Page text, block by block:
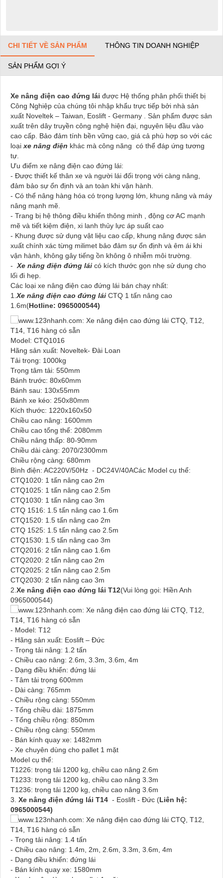
CHI TIẾT VỀ SẢN PHẨM THÔNG TIN DOANH NGHIỆP
SẢN PHẨM GỢI Ý
Xe nâng điện cao đứng lái được Hệ thống phân phối thiết bị
Công Nghiệp của chúng tôi nhập khẩu trực tiếp bởi nhà sản
xuất Noveltek – Taiwan, Eoslift - Germany . Sản phẩm được sản
xuất trên dây truyền công nghệ hiện đại, nguyên liệu đầu vào
cao cấp. Bảo đảm tính bền vững cao, giá cả phù hợp so với các
loại xe nâng điện khác mà công năng có thể đáp ứng tương
tự.
Ưu điểm xe nâng điện cao đứng lái:
- Được thiết kế thân xe và người lái đối trọng với càng nâng,
đảm bảo sự ổn định và an toàn khi vận hành.
- Có thể nâng hàng hóa có trọng lượng lớn, khung nâng và máy
nâng mạnh mẽ.
- Trang bị hệ thông điều khiển thông minh , động cơ AC mạnh
mẽ và tiết kiệm điện, xi lanh thủy lực áp suất cao
- Khung được sử dụng vật liệu cao cấp, khung nâng được sản
xuất chính xác từng milimet bảo đảm sự ổn định và êm ái khi
vận hành, không gây tiếng ồn không ô nhiễm môi trường.
- Xe nâng điện đứng lái có kích thước gọn nhẹ sử dụng cho
lối đi hẹp.
Các loại xe nâng điện cao đứng lái bán chạy nhất:
1. Xe nâng điện cao đứng lái CTQ 1 tấn nâng cao
1.6m(Hotline: 0965000544)
Model: CTQ1016
Hãng sản xuất: Noveltek- Đài Loan
Tải trọng: 1000kg
Trọng tâm tải: 550mm
Bánh trước: 80x60mm
Bánh sau: 130x55mm
Bánh xe kéo: 250x80mm
Kích thước: 1220x160x50
Chiều cao nâng: 1600mm
Chiều cao tổng thể: 2080mm
Chiều nâng thấp: 80-90mm
Chiều dài càng: 2070/2300mm
Chiều rộng càng: 680mm
Bình điện: AC220V/50Hz - DC24V/40ACác Model cụ thể:
CTQ1020: 1 tấn nâng cao 2m
CTQ1025: 1 tấn nâng cao 2.5m
CTQ1030: 1 tấn nâng cao 3m
CTQ 1516: 1.5 tấn nâng cao 1.6m
CTQ1520: 1.5 tấn nâng cao 2m
CTQ 1525: 1.5 tấn nâng cao 2.5m
CTQ1530: 1.5 tấn nâng cao 3m
CTQ2016: 2 tấn nâng cao 1.6m
CTQ2020: 2 tấn nâng cao 2m
CTQ2025: 2 tấn nâng cao 2.5m
CTQ2030: 2 tấn nâng cao 3m
2. Xe nâng điện cao đứng lái T12(Vui lòng gọi: Hiền Anh
0965000544)
- Model: T12
- Hãng sản xuất: Eoslift – Đức
- Trọng tải nâng: 1.2 tấn
- Chiều cao nâng: 2.6m, 3.3m, 3.6m, 4m
- Dạng điều khiển: đứng lái
- Tâm tải trọng 600mm
- Dài càng: 765mm
- Chiều rộng càng: 550mm
- Tổng chiều dài: 1875mm
- Tổng chiều rộng: 850mm
- Chiều rộng càng: 550mm
- Bán kính quay xe: 1482mm
- Xe chuyên dùng cho pallet 1 mặt
Model cụ thể:
T1226: trọng tải 1200 kg, chiều cao nâng 2.6m
T1233: trọng tải 1200 kg, chiều cao nâng 3.3m
T1236: trọng tải 1200 kg, chiều cao nâng 3.6m
3. Xe nâng điện đứng lái T14 - Eoslift - Đức (Liên hệ:
0965000544)
- Trọng tải nâng: 1.4 tấn
- Chiều cao nâng: 1.4m, 2m, 2.6m, 3.3m, 3.6m, 4m
- Dạng điều khiển: đứng lái
- Bán kính quay xe: 1580mm